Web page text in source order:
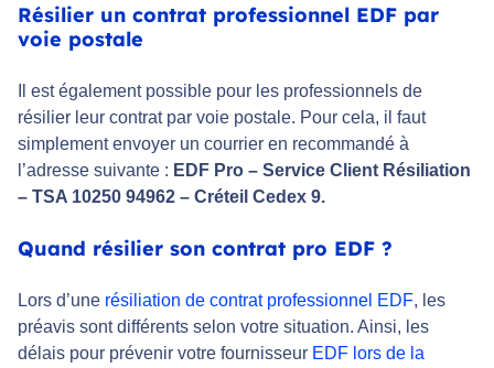
Résilier un contrat professionnel EDF par
voie postale
Il est également possible pour les professionnels de
résilier leur contrat par voie postale. Pour cela, il faut
simplement envoyer un courrier en recommandé à
l’adresse suivante : EDF Pro – Service Client Résiliation
– TSA 10250 94962 – Créteil Cedex 9.
Quand résilier son contrat pro EDF ?
Lors d’une résiliation de contrat professionnel EDF, les
préavis sont différents selon votre situation. Ainsi, les
délais pour prévenir votre fournisseur EDF lors de la